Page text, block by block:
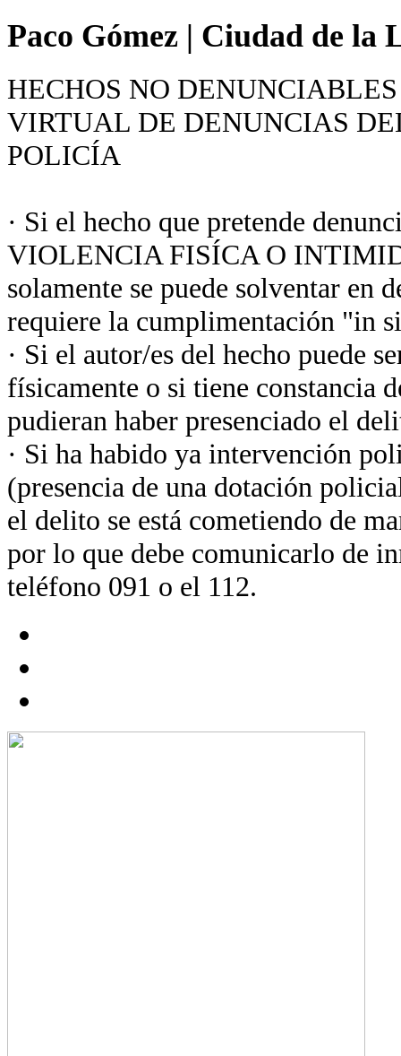
Paco Gómez | Ciudad de la
HECHOS NO
VIRTUAL DE DENUNCIAS
POLICÍA
· Si el hecho que pretende
VIOLENCIA FISÍCA O
solamente se puede solventar en
requiere la cumplimentación "in
· Si el autor/es del hecho puede
físicamente o si tiene constancia
pudieran haber presenciado el
· Si ha habido ya intervención
(presencia de una dotación
el delito se está cometiendo de
por lo que debe comunicarlo de
teléfono 091 o el 112.